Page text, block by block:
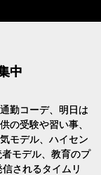
中
勤コーデ、明日は
の受験や習い事、
モデル、ハイセン
者モデル、教育のプ
されるタイムリ